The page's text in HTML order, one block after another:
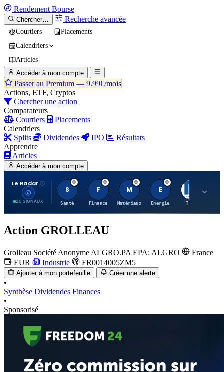
Rendement Bourse
Chercher… Recherche avancée
Courtiers
Placements
Calendriers
Articles
Accéder à mon compte
Passer au Premium — 9.99€/mois
Actions, ETF, Cryptos
Chercher une action
Comparateurs
Courtiers
Placements
Calendriers
Splits
Dividendes IPO
Résultats
Apprendre
Articles
Accéder à mon compte
Le Radar
20 SIGNAUX
S
Santé
F
Finance
M
Matériaux
E
Energie TTWO
Action GROLLEAU
Grolleau Société Anonyme ALGRO.PA EPA: ALGRO
France
EUR
Industrie FR0014005ZM5
Ajouter à mon portefeuille Créer une alerte
•
Synthèse Dividendes Finances
•
Sponsorisé